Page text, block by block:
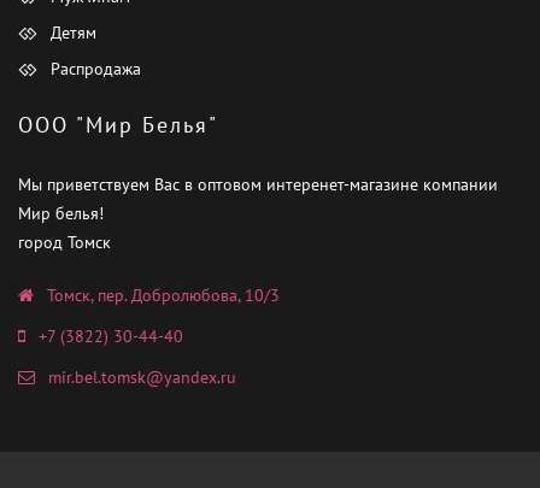
Детям
Распродажа
ООО "Мир Белья"
Мы приветствуем Вас в оптовом интеренет-магазине компании
Мир белья!
город Томск
Томск, пер. Добролюбова, 10/3
+7 (3822) 30-44-40
mir.bel.tomsk@yandex.ru